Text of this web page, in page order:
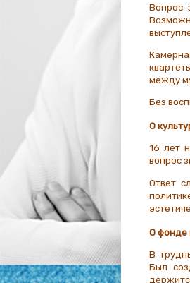
Вопрос
между
Без
О
16 лет
вопрос
Ответ
О фонде
В
Был